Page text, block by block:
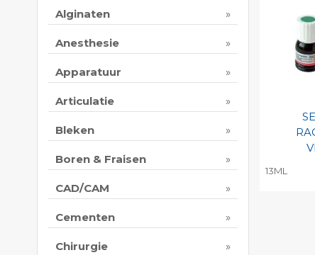
13ML
Alginaten
Anesthesie
Apparatuur
Articulatie
Bleken
Boren & Fraisen
CAD/CAM
Cementen
Chirurgie